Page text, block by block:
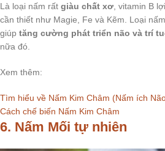
Là loại nấm rất giàu chất xơ, vitamin B
cần thiết như Magie, Fe và Kẽm. Loại
giúp tăng cường phát triển não và trí
nữa đó.
Xem thêm:
Tìm hiểu về Nấm Kim Châm (Nấm ích
Cách chế biến Nấm Kim Châm
6. Nấm Mối tự nhiên